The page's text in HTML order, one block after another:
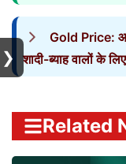
Gold Price:
शादी-ब्याह वालों के
Related
❯